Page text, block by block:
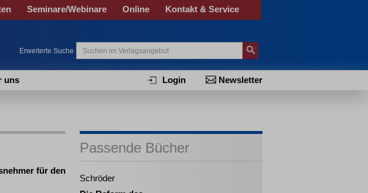
Seminare/Webinare Online Kontakt & Service
Erweiterte Suche
uns Newsletter
Login
für den
Passende Bücher
Schröder